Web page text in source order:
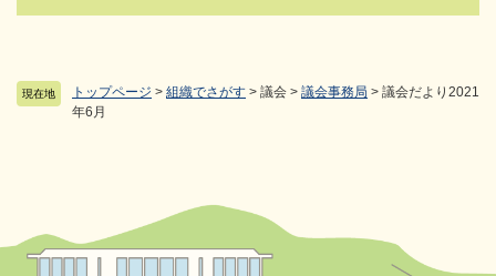
現在地 トップページ > 組織でさがす > 議会 > 議会事務局 > 議会だより2021
年6月